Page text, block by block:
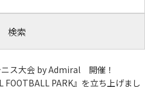
ニス大会 by Admiral 開催！
FOOTBALL PARK』を立ち上げまし